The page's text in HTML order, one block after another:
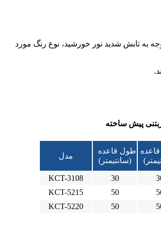
به تابش شدید نور خورشید، نوع رنگ مورد
پیش ساخته
مدل
طول قاعده
(سانتیمتر)
KCT-3108 30
KCT-5215
50
KCT-5220
50